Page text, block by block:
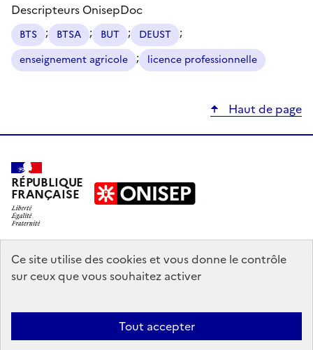
Ce site utilise des cookies et vous donne le contrôle
sur ceux que vous souhaitez activer
Tout accepter
Descripteurs OnisepDoc
BTS ; BTSA ; BUT ; DEUST ;
enseignement agricole ; licence professionnelle
Haut de page
RÉPUBLIQUE
FRANÇAISE
education.gouv.fr
enseignementsup-recherche.gouv.fr